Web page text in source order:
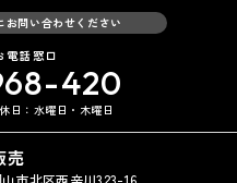
お問い合わせください
電話窓口
420
日：水曜日・木曜日
売
市北区西辛川323-16